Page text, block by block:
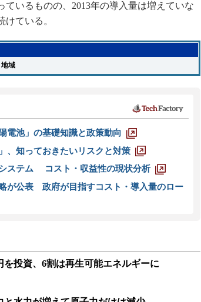
いるものの、2013年の導入量は増えていな
ている。
地域
電池」の基礎知識と政策動向
、知っておきたいリスクと対策
ステム コスト・収益性の現状分析
が公表 政府が目指すコスト・導入量のロー
投資、6割は再生可能エネルギーに